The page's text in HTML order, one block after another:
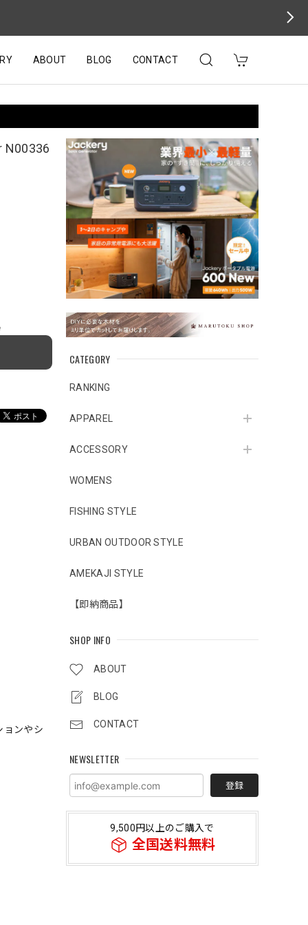
ABOUT BLOG CONTACT
CATEGORY
RANKING
APPAREL
ACCESSORY
WOMENS
FISHING STYLE
URBAN OUTDOOR STYLE
AMEKAJI STYLE
【即納商品】
SHOP INFO
ABOUT
BLOG
CONTACT
NEWSLETTER
登録
9,500円以上のご購入で
全国送料無料
N00336
ョンやシ